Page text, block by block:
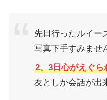
先日行ったルイ
写真下手すみませ
2、3日心がえぐら
友としか会話が出